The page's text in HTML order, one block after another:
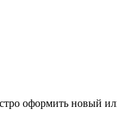
оформить новый